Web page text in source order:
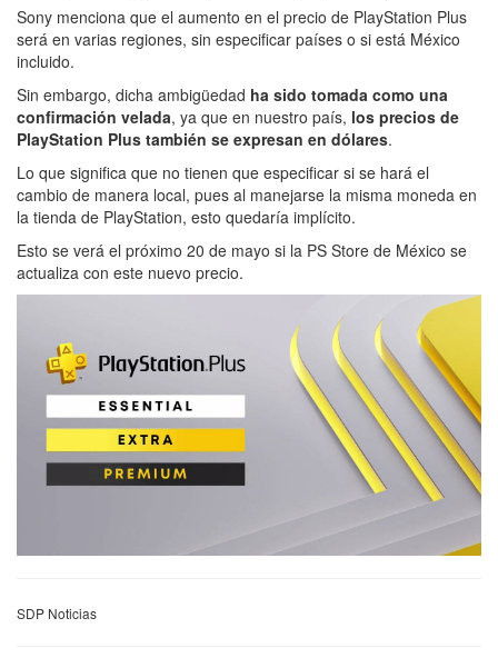
Sony menciona que el aumento en el precio de PlayStation Plus
será en varias regiones, sin especificar países o si está México
incluido.
Sin embargo, dicha ambigüedad ha sido tomada como una
confirmación velada, ya que en nuestro país, los precios de
PlayStation Plus también se expresan en dólares.
Lo que significa que no tienen que especificar si se hará el
cambio de manera local, pues al manejarse la misma moneda en
la tienda de PlayStation, esto quedaría implícito.
Esto se verá el próximo 20 de mayo si la PS Store de México se
actualiza con este nuevo precio.
SDP Noticias